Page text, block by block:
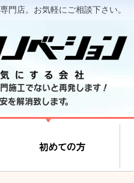
門店。お気軽にご相談下さい。
施工でないと再発します！
を解消致します。